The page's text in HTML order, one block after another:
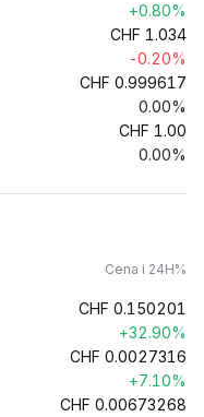
+0.80%
CHF 1.034
-0.20%
CHF 0.999617
0.00%
CHF 1.00
0.00%
Cena i 24H%
CHF 0.150201
+32.90%
CHF 0.0027316
+7.10%
CHF 0.00673268